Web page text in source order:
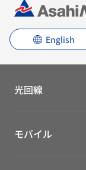
English
光回線
モバイル